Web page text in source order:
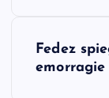
Fedez